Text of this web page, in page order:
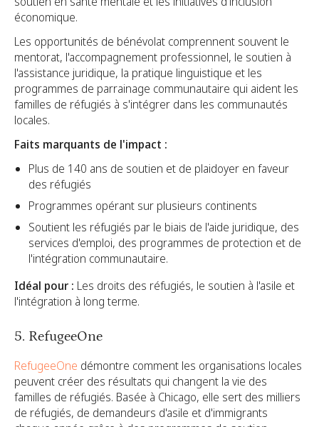
économique.
Les opportunités de bénévolat comprennent souvent le
mentorat, l'accompagnement professionnel, le soutien à
l'assistance juridique, la pratique linguistique et les
programmes de parrainage communautaire qui aident les
familles de réfugiés à s'intégrer dans les communautés
locales.
Faits marquants de l'impact :
Plus de 140 ans de soutien et de plaidoyer en faveur
des réfugiés
Programmes opérant sur plusieurs continents
Soutient les réfugiés par le biais de l'aide juridique, des
services d'emploi, des programmes de protection et de
l'intégration communautaire.
Idéal pour : Les droits des réfugiés, le soutien à l'asile et
l'intégration à long terme.
5. RefugeeOne
RefugeeOne démontre comment les organisations locales
peuvent créer des résultats qui changent la vie des
familles de réfugiés. Basée à Chicago, elle sert des milliers
de réfugiés, de demandeurs d'asile et d'immigrants